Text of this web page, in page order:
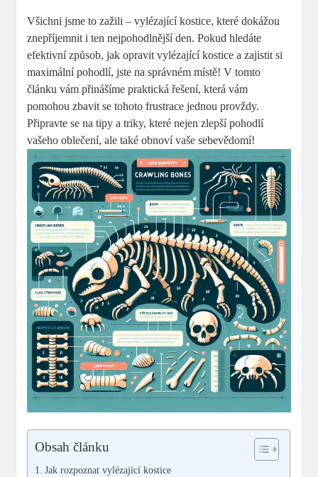
Všichni jsme to zažili – vylézající kostice, které dokážou
znepříjemnit i ten nejpohodlnější den. Pokud hledáte
efektivní způsob, jak opravit vylézající kostice a zajistit si
maximální pohodlí, jste na správném místě! V tomto
článku vám přinášíme praktická řešení, která vám
pomohou zbavit se tohoto frustrace jednou provždy.
Připravte se na tipy a triky, které nejen zlepší pohodlí
vašeho oblečení, ale také obnoví vaše sebevědomí!
Obsah článku
Jak rozpoznat vylézající kostice